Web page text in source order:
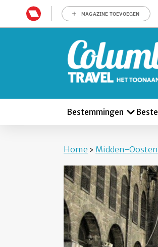
MAGAZINE TOEVOEGEN
Bestemmingen
Home › Midden-Oosten